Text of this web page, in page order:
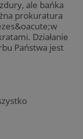
ale bańka
prokuratura
Działanie
Państwa jest